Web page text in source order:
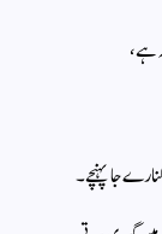
ہے،
جا پہنچے۔